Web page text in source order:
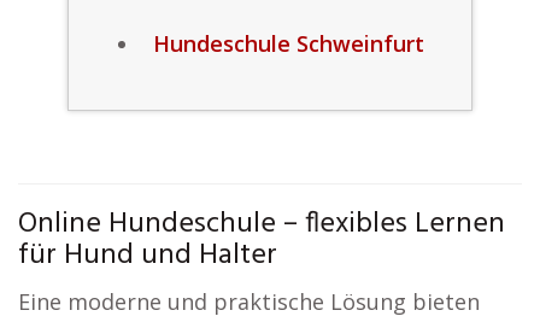
Hundeschule Schweinfurt
Online Hundeschule – flexibles Lernen
für Hund und Halter
Eine moderne und praktische Lösung bieten